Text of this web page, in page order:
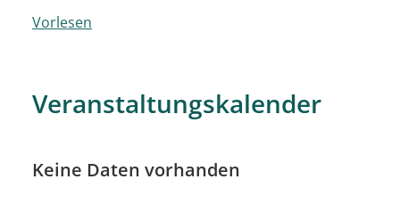
Vorlesen
Veranstaltungskalender
Keine Daten vorhanden